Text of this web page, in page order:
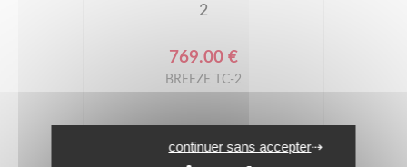
2
769.00 €
BREEZE TC-2
continuer sans accepter